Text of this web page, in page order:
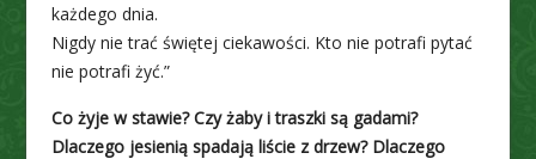
każdego dnia.
Nigdy nie trać świętej ciekawości. Kto nie potrafi pytać
nie potrafi żyć.”
Co żyje w stawie? Czy żaby i traszki są gadami?
Dlaczego jesienią spadają liście z drzew? Dlaczego